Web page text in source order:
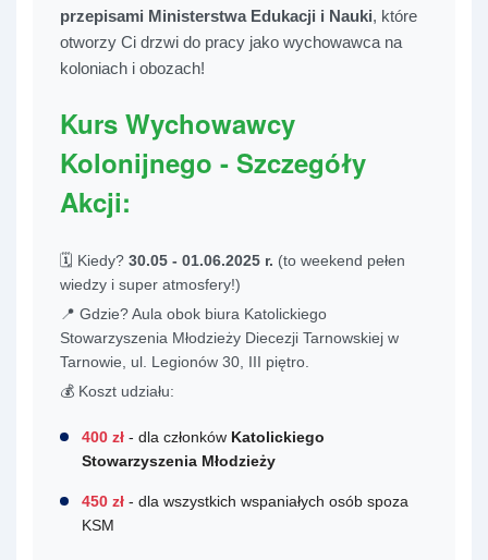
przepisami Ministerstwa Edukacji i Nauki, które
otworzy Ci drzwi do pracy jako wychowawca na
koloniach i obozach!
Kurs Wychowawcy
Kolonijnego - Szczegóły
Akcji:
🗓️ Kiedy? 30.05 - 01.06.2025 r. (to weekend pełen
wiedzy i super atmosfery!)
📍 Gdzie? Aula obok biura Katolickiego
Stowarzyszenia Młodzieży Diecezji Tarnowskiej w
Tarnowie, ul. Legionów 30, III piętro.
💰 Koszt udziału:
400 zł - dla członków Katolickiego
Stowarzyszenia Młodzieży
450 zł - dla wszystkich wspaniałych osób spoza
KSM